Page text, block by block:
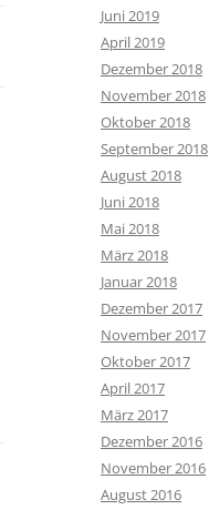
Juni 2019
April 2019
Dezember 2018
November 2018
Oktober 2018
September 2018
August 2018
Juni 2018
Mai 2018
März 2018
Januar 2018
Dezember 2017
November 2017
Oktober 2017
April 2017
März 2017
Dezember 2016
November 2016
August 2016